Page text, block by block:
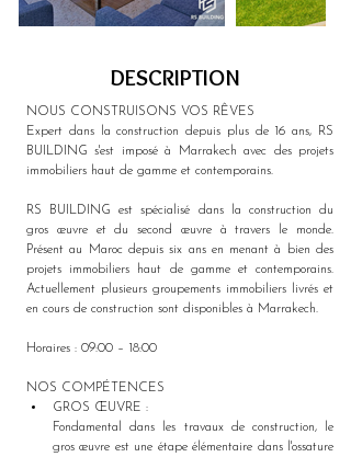
DESCRIPTION
NOUS CONSTRUISONS VOS RÊVES
Expert dans la construction depuis plus de 16 ans, RS
BUILDING s'est imposé à Marrakech avec des projets
immobiliers haut de gamme et contemporains.
RS BUILDING est spécialisé dans la construction du
gros œuvre et du second œuvre à travers le monde.
Présent au Maroc depuis six ans en menant à bien des
projets immobiliers haut de gamme et contemporains.
Actuellement plusieurs groupements immobiliers livrés et
en cours de construction sont disponibles à Marrakech.
Horaires : 09:00 – 18:00
NOS COMPÉTENCES
GROS ŒUVRE :
Fondamental dans les travaux de construction, le
gros œuvre est une étape élémentaire dans l'ossature